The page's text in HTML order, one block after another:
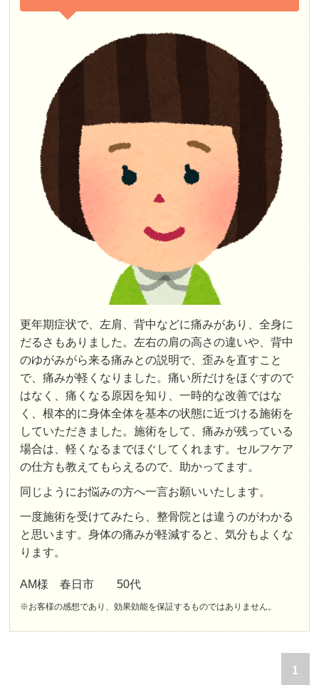
更年期症状で、左肩、背中などに痛みがあり、全身に
だるさもありました。左右の肩の高さの違いや、背中
のゆがみがら来る痛みとの説明で、歪みを直すこと
で、痛みが軽くなりました。痛い所だけをほぐすので
はなく、痛くなる原因を知り、一時的な改善ではな
く、根本的に身体全体を基本の状態に近づける施術を
していただきました。施術をして、痛みが残っている
場合は、軽くなるまでほぐしてくれます。セルフケア
の仕方も教えてもらえるので、助かってます。
同じようにお悩みの方へ一言お願いいたします。
一度施術を受けてみたら、整骨院とは違うのがわかる
と思います。身体の痛みが軽減すると、気分もよくな
ります。
AM様 春日市 50代
※お客様の感想であり、効果効能を保証するものではありません。
1